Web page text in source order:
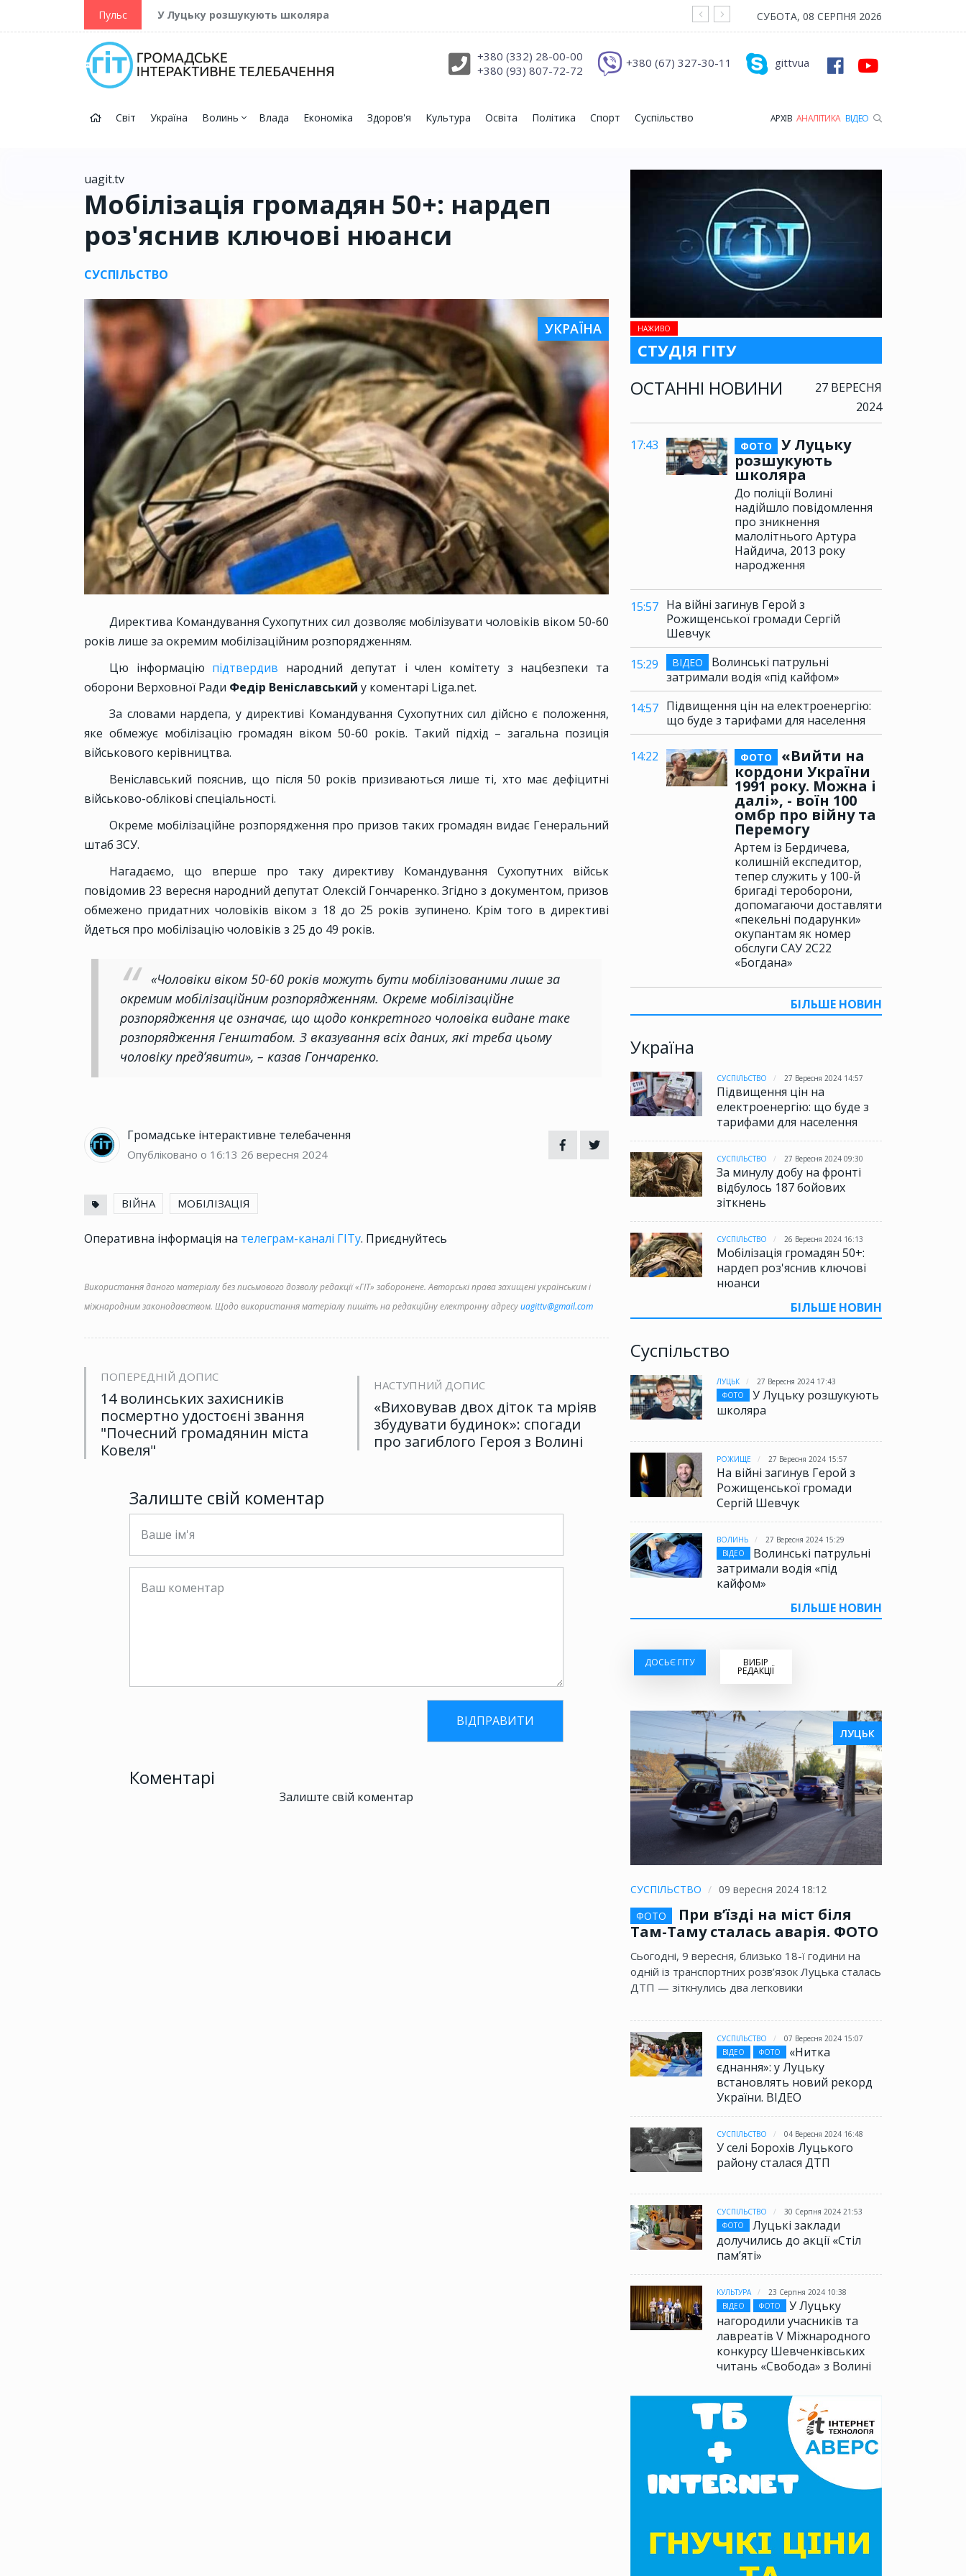
Пульс У Луцьку розшукують школяра На війні загинув Герой з Рожищенської
СУБОТА, 08 СЕРПНЯ 2026
gittvua
+380 (67) 327-30-11
+380 (332) 28-00-00
+380 (93) 807-72-72
Світ Україна Волинь Влада Економіка Здоров'я Культура Освіта Політика Спорт Суспільство АРХІВ АНАЛІТИКА ВІДЕО
НАЖИВО
СТУДІЯ ГІТУ
ОСТАННІ НОВИНИ
27 ВЕРЕСНЯ
2024
17:43 ФОТО
У Луцьку
розшукують
школяра
До поліції Волині
надійшло повідомлення
про зникнення
малолітнього Артура
Найдича, 2013 року
народження
15:57 На війні загинув Герой з
Рожищенської громади Сергій
Шевчук
15:29
ВІДЕО
Волинські патрульні
затримали водія «під кайфом»
14:57 Підвищення цін на електроенергію:
що буде з тарифами для населення
14:22 ФОТО
«Вийти на
кордони України
1991 року. Можна і
далі», - воїн 100
омбр про війну та
Перемогу
Артем із Бердичева,
колишній експедитор,
тепер служить у 100-й
бригаді тероборони,
допомагаючи доставляти
«пекельні подарунки»
окупантам як номер
обслуги САУ 2С22
«Богдана»
БІЛЬШЕ НОВИН
Україна
СУСПІЛЬСТВО 27 Вересня 2024 14:57
Підвищення цін на
електроенергію: що буде з
тарифами для населення
СУСПІЛЬСТВО 27 Вересня 2024 09:30
За минулу добу на фронті
відбулось 187 бойових
зіткнень
СУСПІЛЬСТВО 26 Вересня 2024 16:13
Мобілізація громадян 50+:
нардеп роз'яснив ключові
нюанси
БІЛЬШЕ НОВИН
Суспільство
ЛУЦЬК
27 Вересня 2024 17:43
ФОТО
У Луцьку розшукують
школяра
РОЖИЩЕ 27 Вересня 2024 15:57
На війні загинув Герой з
Рожищенської громади
Сергій Шевчук
ВОЛИНЬ
27 Вересня 2024 15:29
ВІДЕО
Волинські патрульні
затримали водія «під
кайфом»
БІЛЬШЕ НОВИН
ДОСЬЄ ГІТУ ВИБІР
РЕДАКЦІЇ
ЛУЦЬК
СУСПІЛЬСТВО
09 вересня 2024 18:12
ФОТО
При в’їзді на міст біля
Там-Таму сталась аварія. ФОТО
Сьогодні, 9 вересня, близько 18-ї години на
одній із транспортних розв’язок Луцька сталась
ДТП — зіткнулись два легковики
СУСПІЛЬСТВО
07 Вересня 2024 15:07
ВІДЕО
ФОТО
«Нитка
єднання»: у Луцьку
встановлять новий рекорд
України. ВІДЕО
СУСПІЛЬСТВО 04 Вересня 2024 16:48
У селі Борохів Луцького
району сталася ДТП
СУСПІЛЬСТВО
30 Серпня 2024 21:53
ФОТО
Луцькі заклади
долучились до акції «Стіл
памʼяті»
КУЛЬТУРА
23 Серпня 2024 10:38
ВІДЕО
ФОТО
У Луцьку
нагородили учасників та
лавреатів V Міжнародного
конкурсу Шевченківських
читань «Свобода» з Волині
uagit.tv
Мобілізація громадян 50+: нардеп
роз'яснив ключові нюанси
СУСПІЛЬСТВО
УКРАЇНА
Директива Командування Сухопутних сил дозволяє мобілізувати чоловіків віком 50-60
років лише за окремим мобілізаційним розпорядженням.
Цю інформацію підтвердив народний депутат і член комітету з нацбезпеки та
оборони Верховної Ради Федір Веніславський у коментарі Liga.net.
За словами нардепа, у директиві Командування Сухопутних сил дійсно є положення,
яке обмежує мобілізацію громадян віком 50-60 років. Такий підхід – загальна позиція
військового керівництва.
Веніславський пояснив, що після 50 років призиваються лише ті, хто має дефіцитні
військово-облікові спеціальності.
Окреме мобілізаційне розпорядження про призов таких громадян видає Генеральний
штаб ЗСУ.
Нагадаємо, що вперше про таку директиву Командування Сухопутних військ
повідомив 23 вересня народний депутат Олексій Гончаренко. Згідно з документом, призов
обмежено придатних чоловіків віком з 18 до 25 років зупинено. Крім того в директиві
йдеться про мобілізацію чоловіків з 25 до 49 років.
«Чоловіки віком 50-60 років можуть бути мобілізованими лише за
окремим мобілізаційним розпорядженням. Окреме мобілізаційне
розпорядження це означає, що щодо конкретного чоловіка видане таке
розпорядження Генштабом. З вказування всіх даних, які треба цьому
чоловіку предʼявити», – казав Гончаренко.
Громадське інтерактивне телебачення
Опубліковано о 16:13 26 вересня 2024
ВІЙНА МОБІЛІЗАЦІЯ
Оперативна інформація на телеграм-каналі ГІТу. Приєднуйтесь
Використання даного матеріалу без письмового дозволу редакції «ГІТ» заборонене. Авторські права захищені українським і
міжнародним законодавством. Щодо використання матеріалу пишіть на редакційну електронну адресуuagittv@gmail.com
ПОПЕРЕДНІЙ ДОПИС
14 волинських захисників
посмертно удостоєні звання
"Почесний громадянин міста
Ковеля"
НАСТУПНИЙ ДОПИС
«Виховував двох діток та мріяв
збудувати будинок»: спогади
про загиблого Героя з Волині
Залиште свій коментар
Коментарі
Залиште свій коментар